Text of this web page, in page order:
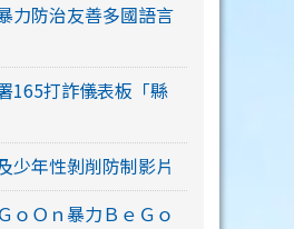
力防治友善多國語言
165打詐儀表板「縣
少年性剝削防制影片
ｏＯｎ暴力ＢｅＧｏ